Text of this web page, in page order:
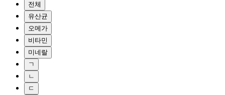
전체
유산균
오메가
비타민
미네랄
ㄱ
ㄴ
ㄷ